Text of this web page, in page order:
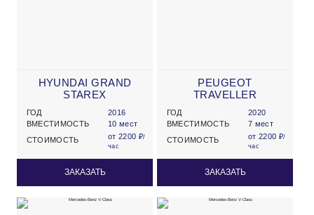
HYUNDAI GRAND
STAREX
ГОД
2016
ВМЕСТИМОСТЬ
10 мест
СТОИМОСТЬ
от 2200 ₽/
час
ЗАКАЗАТЬ
PEUGEOT
TRAVELLER
ГОД
2020
ВМЕСТИМОСТЬ
7 мест
СТОИМОСТЬ
от 2200 ₽/
час
ЗАКАЗАТЬ